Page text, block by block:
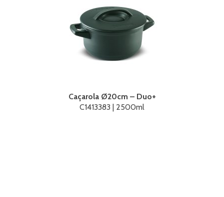
Caçarola Ø20cm – Duo+
C1413383 | 2500ml